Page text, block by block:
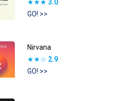
★★★ 3.0
GO! >>
Nirvana
★★☆ 2.9
GO! >>